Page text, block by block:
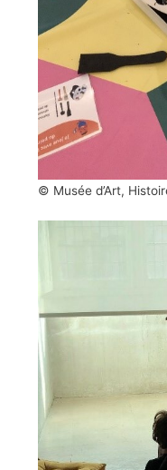
© Musée d’Art,